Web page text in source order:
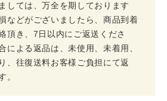
しては、万全を期しております
などがございましたら、商品到着
頂き、7日以内にご返送くださ
による返品は、未使用、未着用、
、往復送料お客様ご負担にて返
す。